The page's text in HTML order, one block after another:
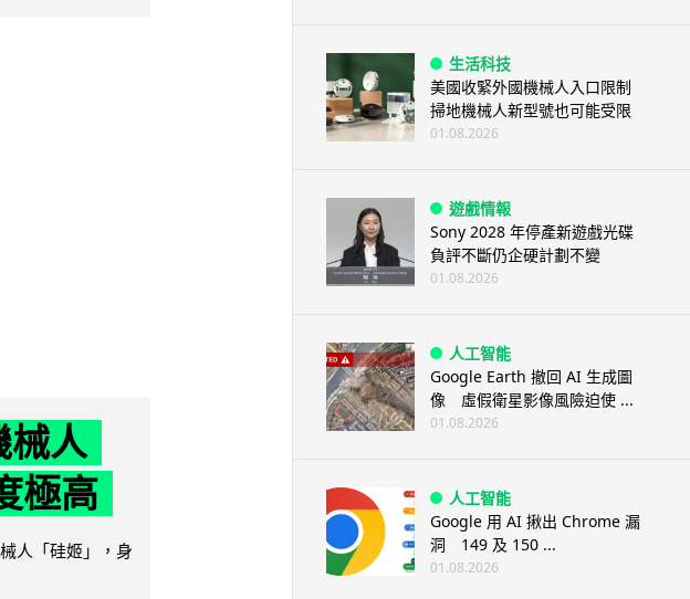
械人
極高
人「硅姬」，身
生活科技
美國收緊外國機械人入口限制
掃地機械人新型號也可能受限
01.08.2026
遊戲情報
Sony 2028 年停產新遊戲光碟
負評不斷仍企硬計劃不變
01.08.2026
人工智能
Google Earth 撤回 AI 生成圖
像 虛假衛星影像風險迫使 ...
01.08.2026
人工智能
Google 用 AI 揪出 Chrome 漏
洞 149 及 150 ...
01.08.2026